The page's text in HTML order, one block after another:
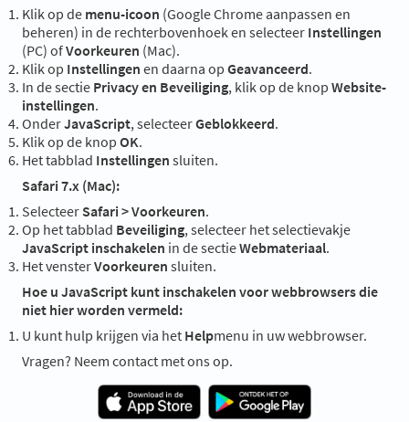
Klik op de menu-icoon (Google Chrome aanpassen en
beheren) in de rechterbovenhoek en selecteer Instellingen
(PC) ofVoorkeuren (Mac).
Klik op Instellingen en daarna op Geavanceerd.
In de sectie Privacy en Beveiliging, klik op de knop Website-
instellingen.
OnderJavaScript, selecteerGeblokkeerd.
Klik op de knop OK.
Het tabblad Instellingen sluiten.
Safari 7.x (Mac):
Selecteer Safari > Voorkeuren.
Op het tabblad Beveiliging, selecteer het selectievakje
JavaScript inschakelen in de sectieWebmateriaal.
Het vensterVoorkeuren sluiten.
Hoe u JavaScript kunt inschakelen voor webbrowsers die
niet hier worden vermeld:
U kunt hulp krijgen via het Helpmenu in uw webbrowser.
Vragen? Neem contact met ons op.